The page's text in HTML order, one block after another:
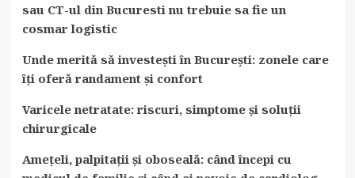
sau CT-ul din Bucuresti nu trebuie sa fie un
cosmar logistic
Unde merită să investești în București: zonele care
îți oferă randament și confort
Varicele netratate: riscuri, simptome și soluții
chirurgicale
Amețeli, palpitații și oboseală: când începi cu